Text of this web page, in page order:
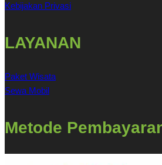
Kebijakan Privasi
LAYANAN
Paket Wisata
Sewa Mobil
Metode